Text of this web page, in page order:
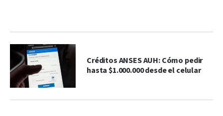
Créditos ANSES AUH: Cómo pedir
hasta $1.000.000 desde el celular